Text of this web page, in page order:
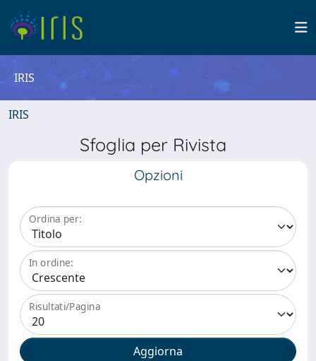
IRIS
IRIS
Sfoglia per Rivista
Opzioni
Ordina per:
In ordine:
Risultati/Pagina